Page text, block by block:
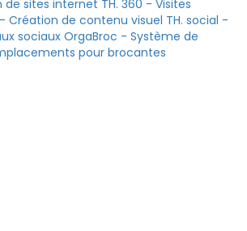
de sites internet TH. 360 - Visites
Création de contenu visuel TH. social -
sociaux OrgaBroc - Système de
pour brocantes